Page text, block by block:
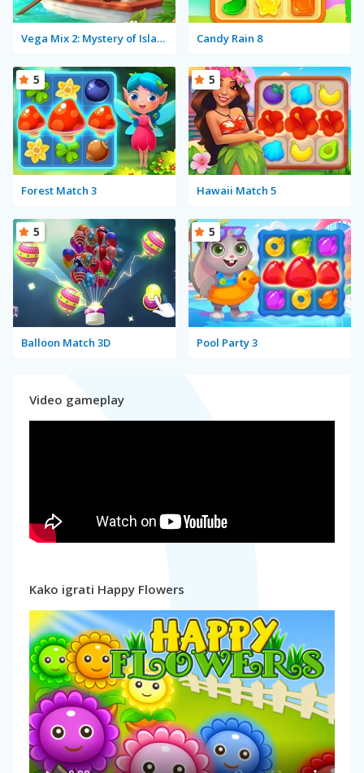
Vega Mix 2: Mystery of Island Candy Rain 8
Forest Match 3
5
Hawaii Match 5
5
Balloon Match 3D
5
Pool Party 3
5
Video gameplay
Kako igrati Happy Flowers